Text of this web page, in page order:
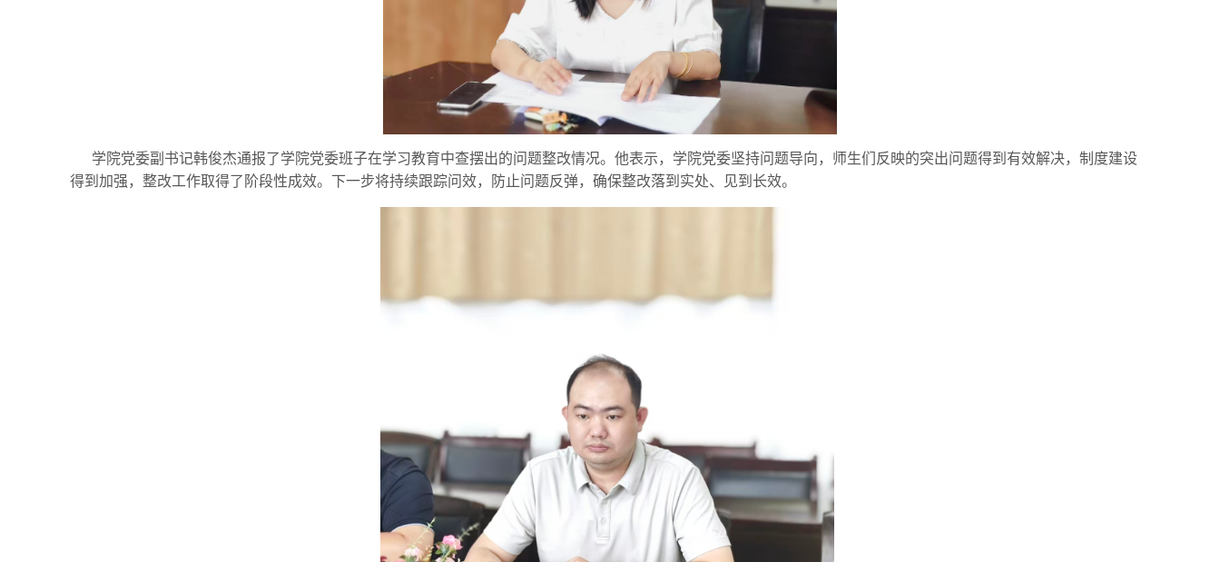
学院党委副书记韩俊杰通报了学院党委班子在学习教育中查摆出的问题整改情况。他表示，学院党委坚持问题导向，师生们反映的突出问题得到有效解决，制度建设
得到加强，整改工作取得了阶段性成效。下一步将持续跟踪问效，防止问题反弹，确保整改落到实处、见到长效。